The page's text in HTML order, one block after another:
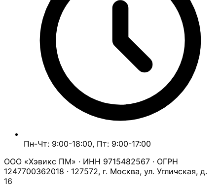
Пн-Чт: 9:00-18:00, Пт: 9:00-17:00
ООО «Хэвикс ПМ» · ИНН 9715482567 · ОГРН
1247700362018 · 127572, г. Москва, ул. Угличская, д.
16